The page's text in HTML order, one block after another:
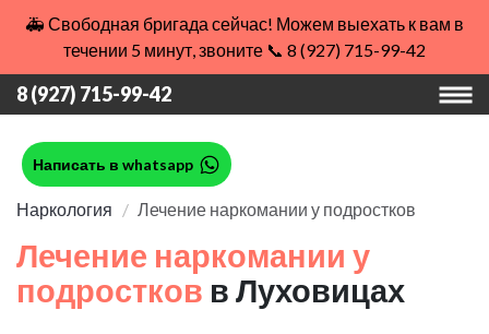
🚑 Свободная бригада сейчас! Можем выехать к вам в
течении 5 минут, звоните 📞 8 (927) 715-99-42
8 (927) 715-99-42
Написать в whatsapp
Наркология Лечение наркомании у подростков
Лечение наркомании у
подростков в Луховицах